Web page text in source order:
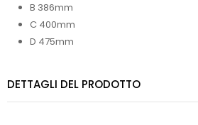
B 386mm
C 400mm
D 475mm
DETTAGLI DEL PRODOTTO